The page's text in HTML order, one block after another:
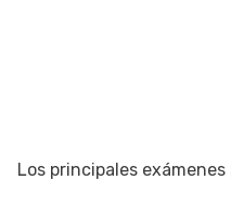
Los principales